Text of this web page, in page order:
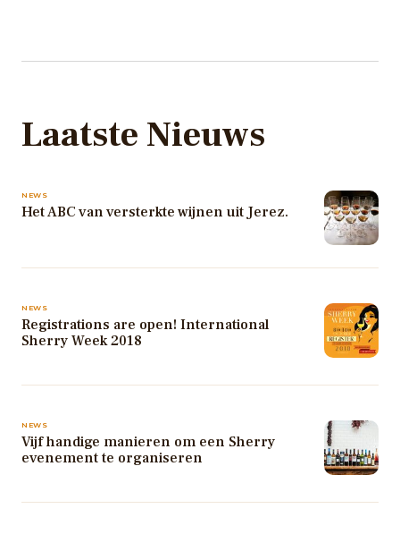
Laatste Nieuws
NEWS
Het ABC van versterkte wijnen uit Jerez.
NEWS
Registrations are open! International
Sherry Week 2018
NEWS
Vijf handige manieren om een Sherry
evenement te organiseren